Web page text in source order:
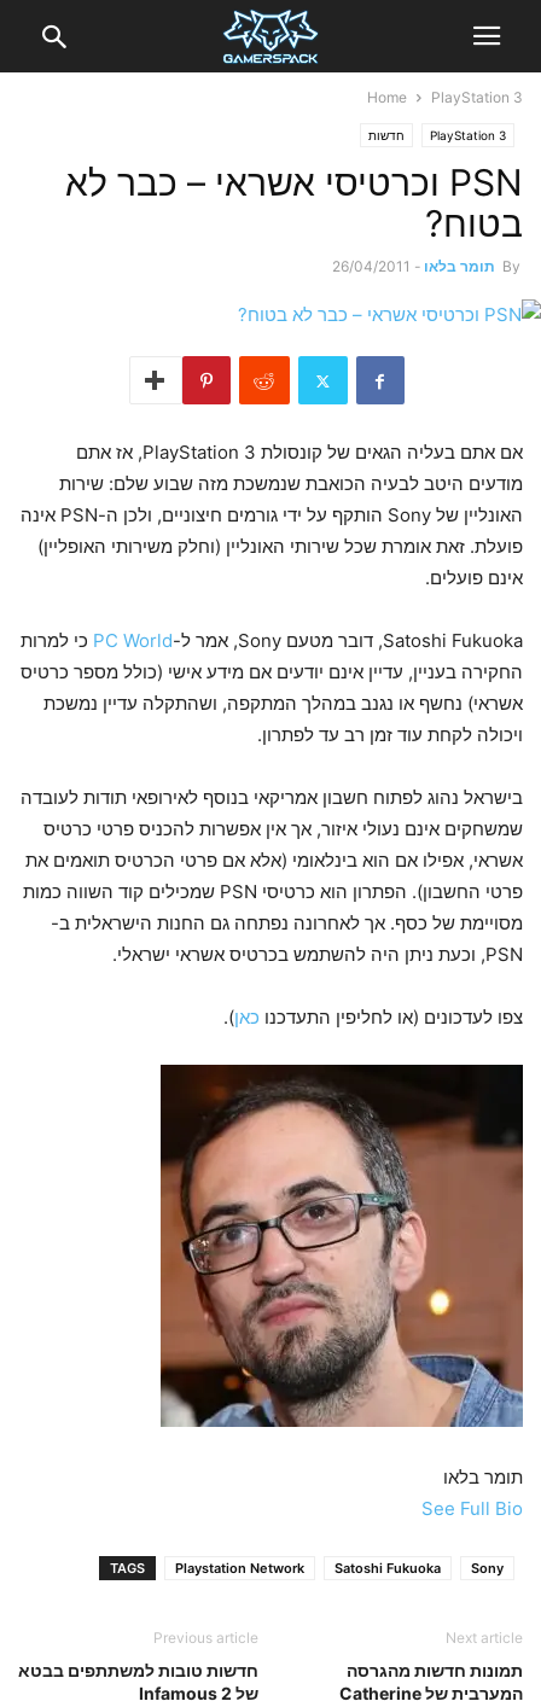
Home PlayStation 3
PlayStation 3 חדשות
PSN וכרטיסי אשראי – כבר לא
בטוח?
By תומר בלאו -
26/04/2011
אם אתם בעליה הגאים של קונסולת PlayStation 3, אז אתם
מודעים היטב לבעיה הכואבת שנמשכת מזה שבוע שלם: שירות
האונליין של Sony הותקף על ידי גורמים חיצוניים, ולכן ה-PSN אינה
פועלת. זאת אומרת שכל שירותי האונליין (וחלק משירותי האופליין)
אינם פועלים.
Satoshi Fukuoka, דובר מטעם Sony, אמר ל- PC World כי למרות
החקירה בעניין, עדיין אינם יודעים אם מידע אישי (כולל מספר כרטיס
אשראי) נחשף או נגנב במהלך המתקפה, ושהתקלה עדיין נמשכת
ויכולה לקחת עוד זמן רב עד לפתרון.
בישראל נהוג לפתוח חשבון אמריקאי בנוסף לאירופאי תודות לעובדה
שמשחקים אינם נעולי איזור, אך אין אפשרות להכניס פרטי כרטיס
אשראי, אפילו אם הוא בינלאומי (אלא אם פרטי הכרטיס תואמים את
פרטי החשבון). הפתרון הוא כרטיסי PSN שמכילים קוד השווה כמות
מסויימת של כסף. אך לאחרונה נפתחה גם החנות הישראלית ב-
PSN, וכעת ניתן היה להשתמש בכרטיס אשראי ישראלי.
צפו לעדכונים (או לחליפין התעדכנו כאן).
תומר בלאו
See Full Bio
TAGS Playstation Network Satoshi Fukuoka Sony
Previous article
חדשות טובות למשתתפים בבטא
של Infamous 2
Next article
תמונות חדשות מהגרסה
המערבית של Catherine